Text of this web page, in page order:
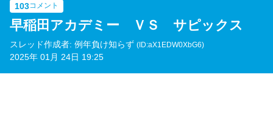
103コメント
早稲田アカデミー ＶＳ サピックス
スレッド作成者: 例年負け知らず (ID:aX1EDW0XbG6)
2025年 01月 24日 19:25